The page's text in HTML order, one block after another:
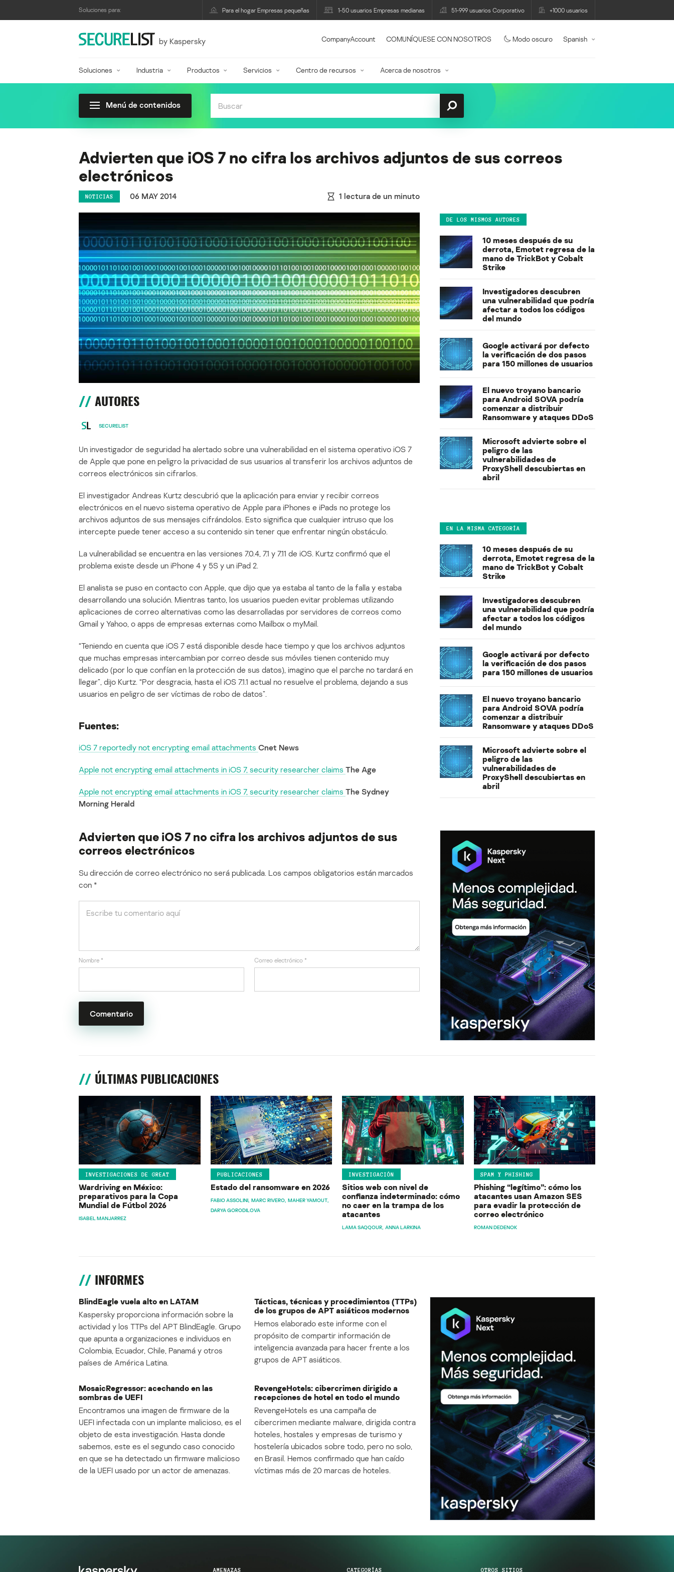
Soluciones para: Para el hogar Empresas pequeñas 1-50 usuarios Empresas medianas 51-999 usuarios Corporativo +1000 usuarios
by Kaspersky CompanyAccount COMUNÍQUESE CON NOSOTROS Modo oscuro Spanish
Soluciones Industria Productos Servicios Centro de recursos Acerca de nosotros
Menú de contenidos
Advierten que iOS 7 no cifra los archivos adjuntos de sus correos
electrónicos
NOTICIAS 06 MAY 2014 1 lectura de un minuto
AUTORES
SECURELIST
Un investigador de seguridad ha alertado sobre una vulnerabilidad en el sistema operativo iOS 7
de Apple que pone en peligro la privacidad de sus usuarios al transferir los archivos adjuntos de
correos electrónicos sin cifrarlos.
El investigador Andreas Kurtz descubrió que la aplicación para enviar y recibir correos
electrónicos en el nuevo sistema operativo de Apple para iPhones e iPads no protege los
archivos adjuntos de sus mensajes cifrándolos. Esto significa que cualquier intruso que los
intercepte puede tener acceso a su contenido sin tener que enfrentar ningún obstáculo.
La vulnerabilidad se encuentra en las versiones 7.0.4, 7.1 y 7.11 de iOS. Kurtz confirmó que el
problema existe desde un iPhone 4 y 5S y un iPad 2.
El analista se puso en contacto con Apple, que dijo que ya estaba al tanto de la falla y estaba
desarrollando una solución. Mientras tanto, los usuarios pueden evitar problemas utilizando
aplicaciones de correo alternativas como las desarrolladas por servidores de correos como
Gmail y Yahoo, o apps de empresas externas como Mailbox o myMail.
“Teniendo en cuenta que iOS 7 está disponible desde hace tiempo y que los archivos adjuntos
que muchas empresas intercambian por correo desde sus móviles tienen contenido muy
delicado (por lo que confían en la protección de sus datos), imagino que el parche no tardará en
llegar”, dijo Kurtz. “Por desgracia, hasta el iOS 7.1.1 actual no resuelve el problema, dejando a sus
usuarios en peligro de ser víctimas de robo de datos”.
Fuentes:
iOS 7 reportedly not encrypting email attachments Cnet News
Apple not encrypting email attachments in iOS 7, security researcher claims The Age
Apple not encrypting email attachments in iOS 7, security researcher claims The Sydney
Morning Herald
Advierten que iOS 7 no cifra los archivos adjuntos de sus
correos electrónicos
Su dirección de correo electrónico no será publicada. Los campos obligatorios están marcados
con *
Nombre * Correo electrónico *
DE LOS MISMOS AUTORES
10 meses después de su
derrota, Emotet regresa de la
mano de TrickBot y Cobalt
Strike
Investigadores descubren
una vulnerabilidad que podría
afectar a todos los códigos
del mundo
Google activará por defecto
la verificación de dos pasos
para 150 millones de usuarios
El nuevo troyano bancario
para Android SOVA podría
comenzar a distribuir
Ransomware y ataques DDoS
Microsoft advierte sobre el
peligro de las
vulnerabilidades de
ProxyShell descubiertas en
abril
EN LA MISMA CATEGORÍA
10 meses después de su
derrota, Emotet regresa de la
mano de TrickBot y Cobalt
Strike
Investigadores descubren
una vulnerabilidad que podría
afectar a todos los códigos
del mundo
Google activará por defecto
la verificación de dos pasos
para 150 millones de usuarios
El nuevo troyano bancario
para Android SOVA podría
comenzar a distribuir
Ransomware y ataques DDoS
Microsoft advierte sobre el
peligro de las
vulnerabilidades de
ProxyShell descubiertas en
abril
ÚLTIMAS PUBLICACIONES
INVESTIGACIONES DE GREAT
Wardriving en México:
preparativos para la Copa
Mundial de Fútbol 2026
ISABEL MANJARREZ
PUBLICACIONES
Estado del ransomware en 2026
FABIO ASSOLINI MARC RIVERO MAHER YAMOUT
DARYA GORODILOVA
INVESTIGACIÓN
Sitios web con nivel de
confianza indeterminado: cómo
no caer en la trampa de los
atacantes
LAMA SAQQOUR ANNA LARKINA
SPAM Y PHISHING
Phishing “legítimo”: cómo los
atacantes usan Amazon SES
para evadir la protección de
correo electrónico
ROMAN DEDENOK
INFORMES
BlindEagle vuela alto en LATAM
Kaspersky proporciona información sobre la
actividad y los TTPs del APT BlindEagle. Grupo
que apunta a organizaciones e individuos en
Colombia, Ecuador, Chile, Panamá y otros
países de América Latina.
Tácticas, técnicas y procedimientos (TTPs)
de los grupos de APT asiáticos modernos
Hemos elaborado este informe con el
propósito de compartir información de
inteligencia avanzada para hacer frente a los
grupos de APT asiáticos.
MosaicRegressor: acechando en las
sombras de UEFI
Encontramos una imagen de firmware de la
UEFI infectada con un implante malicioso, es el
objeto de esta investigación. Hasta donde
sabemos, este es el segundo caso conocido
en que se ha detectado un firmware malicioso
de la UEFI usado por un actor de amenazas.
RevengeHotels: cibercrimen dirigido a
recepciones de hotel en todo el mundo
RevengeHotels es una campaña de
cibercrimen mediante malware, dirigida contra
hoteles, hostales y empresas de turismo y
hostelería ubicados sobre todo, pero no solo,
en Brasil. Hemos confirmado que han caído
víctimas más de 20 marcas de hoteles.
AMENAZAS CATEGORÍAS OTROS SITIOS